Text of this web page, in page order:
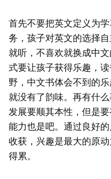
首先不要把英文定义为
务，孩子对英文的选择
就听，不喜欢就换成中
式要让孩子获得乐趣，
野，中文书体会不到的
就没有了韵味。再有什
发展要顺其本性，但是
能力也是吧。通过良好
收获，兴趣是最大的原
得累。